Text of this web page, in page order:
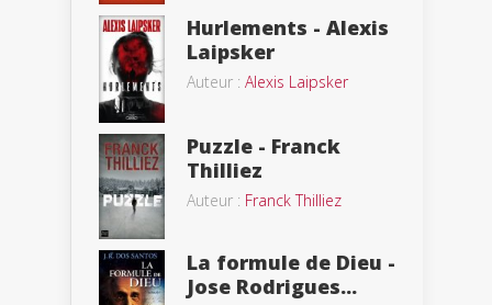
Hurlements - Alexis
Laipsker
Auteur : Alexis Laipsker
Puzzle - Franck
Thilliez
Auteur : Franck Thilliez
La formule de Dieu -
Jose Rodrigues...